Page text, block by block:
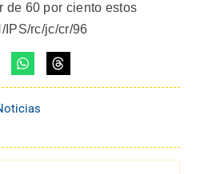
de 60 por ciento estos
IPS/rc/jc/cr/96